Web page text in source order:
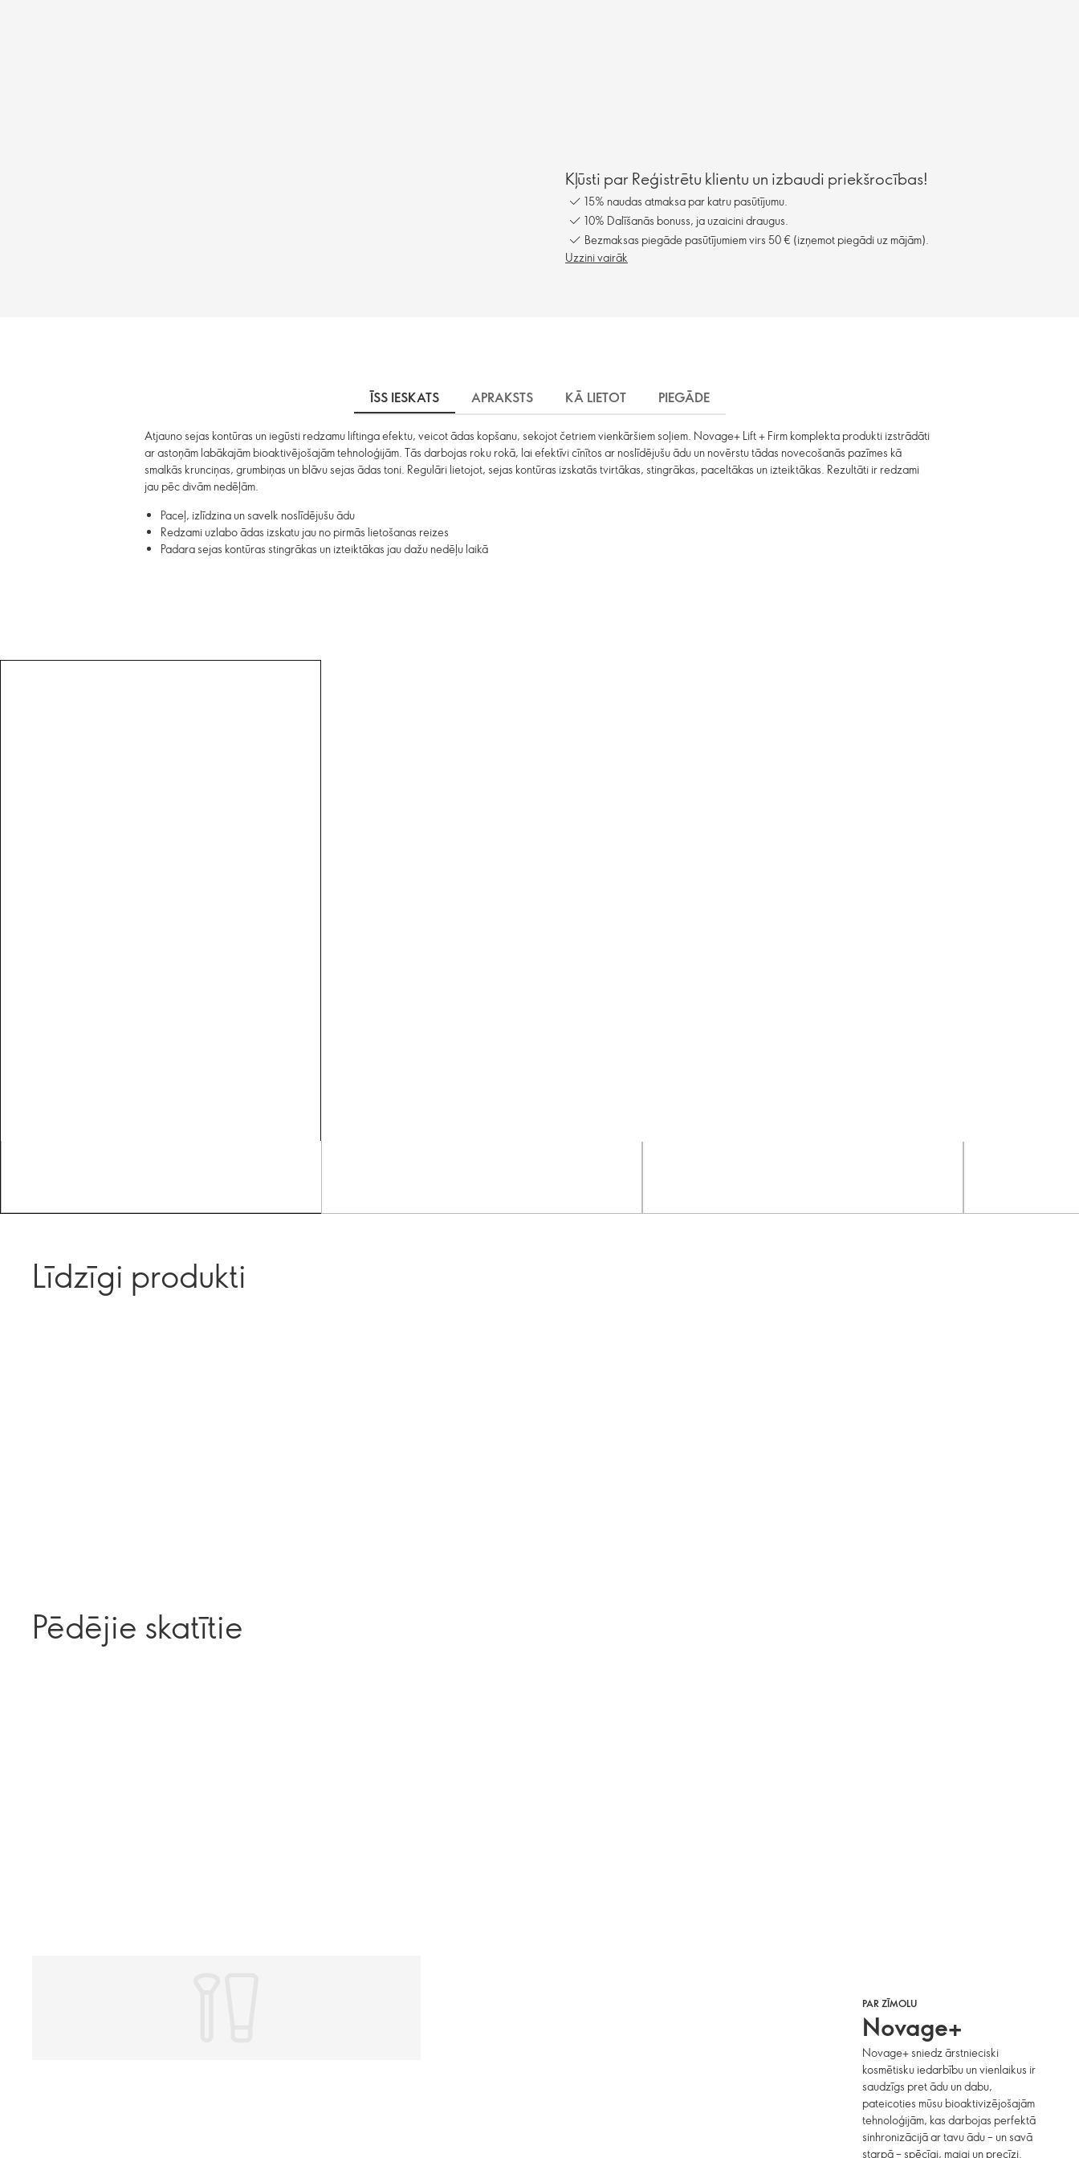
Kļūsti par Reģistrētu klientu un izbaudi priekšrocības!
15% naudas atmaksa par katru pasūtījumu.
10% Dalīšanās bonuss, ja uzaicini draugus.
Bezmaksas piegāde pasūtījumiem virs 50 € (izņemot piegādi uz mājām).
Uzzini vairāk
ĪSS IESKATS APRAKSTS KĀ LIETOT PIEGĀDE
Atjauno sejas kontūras un iegūsti redzamu liftinga efektu, veicot ādas kopšanu, sekojot četriem vienkāršiem soļiem. Novage+ Lift + Firm komplekta produkti izstrādāti
ar astoņām labākajām bioaktivējošajām tehnoloģijām. Tās darbojas roku rokā, lai efektīvi cīnītos ar noslīdējušu ādu un novērstu tādas novecošanās pazīmes kā
smalkās krunciņas, grumbiņas un blāvu sejas ādas toni. Regulāri lietojot, sejas kontūras izskatās tvirtākas, stingrākas, paceltākas un izteiktākas. Rezultāti ir redzami
jau pēc divām nedēļām.
Paceļ, izlīdzina un savelk noslīdējušu ādu
Redzami uzlabo ādas izskatu jau no pirmās lietošanas reizes
Padara sejas kontūras stingrākas un izteiktākas jau dažu nedēļu laikā
Līdzīgi produkti
Pēdējie skatītie
PAR ZĪMOLU
Novage+
Novage+ sniedz ārstnieciski
kosmētisku iedarbību un vienlaikus ir
saudzīgs pret ādu un dabu,
pateicoties mūsu bioaktivizējošajām
tehnoloģijām, kas darbojas perfektā
sinhronizācijā ar tavu ādu – un savā
starpā – spēcīgi, maigi un precīzi.